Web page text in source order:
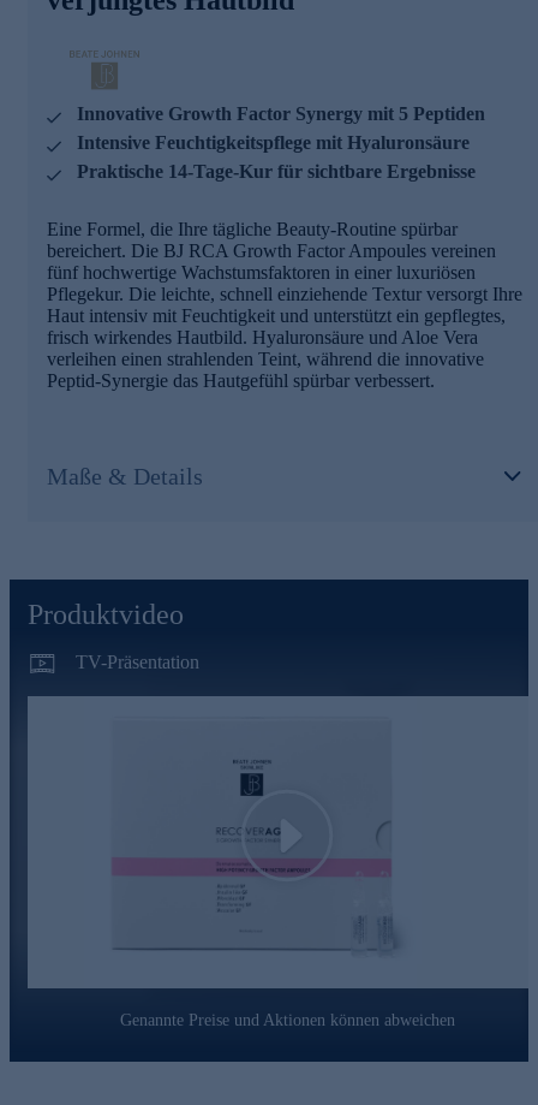
Innovative Growth Factor Synergy mit 5 Peptiden
Intensive Feuchtigkeitspflege mit Hyaluronsäure
Praktische 14-Tage-Kur für sichtbare Ergebnisse
Eine Formel, die Ihre tägliche Beauty-Routine spürbar
bereichert. Die BJ RCA Growth Factor Ampoules vereinen
fünf hochwertige Wachstumsfaktoren in einer luxuriösen
Pflegekur. Die leichte, schnell einziehende Textur versorgt Ihre
Haut intensiv mit Feuchtigkeit und unterstützt ein gepflegtes,
frisch wirkendes Hautbild. Hyaluronsäure und Aloe Vera
verleihen einen strahlenden Teint, während die innovative
Peptid-Synergie das Hautgefühl spürbar verbessert.
Maße & Details
Produktvideo
TV-Präsentation
Play
Genannte Preise und Aktionen können abweichen